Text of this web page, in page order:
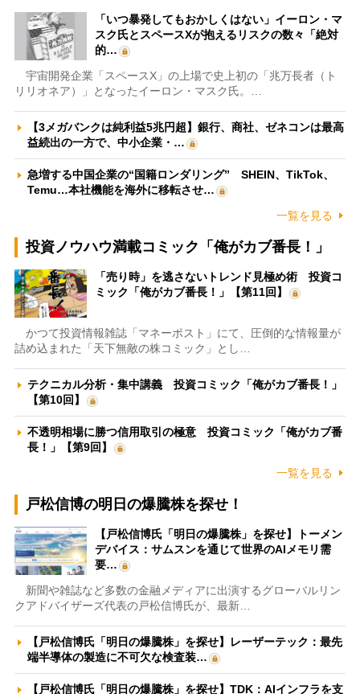
「いつ暴発してもおかしくはない」イーロン・マ
スク氏とスペースXが抱えるリスクの数々「絶対
的…
宇宙開発企業「スペースX」の上場で史上初の「兆万長者（ト
リリオネア）」となったイーロン・マスク氏。…
【3メガバンクは純利益5兆円超】銀行、商社、ゼネコンは最高
益続出の一方で、中小企業・…
急増する中国企業の“国籍ロンダリング” SHEIN、TikTok、
Temu…本社機能を海外に移転させ…
一覧を見る
投資ノウハウ満載コミック「俺がカブ番長！」
「売り時」を逃さないトレンド見極め術 投資コ
ミック「俺がカブ番長！」【第11回】
かつて投資情報雑誌「マネーポスト」にて、圧倒的な情報量が
詰め込まれた「天下無敵の株コミック」とし…
テクニカル分析・集中講義 投資コミック「俺がカブ番長！」
【第10回】
不透明相場に勝つ信用取引の極意 投資コミック「俺がカブ番
長！」【第9回】
一覧を見る
戸松信博の明日の爆騰株を探せ！
【戸松信博氏「明日の爆騰株」を探せ】トーメン
デバイス：サムスンを通じて世界のAIメモリ需
要…
新聞や雑誌など多数の金融メディアに出演するグローバルリン
クアドバイザーズ代表の戸松信博氏が、最新…
【戸松信博氏「明日の爆騰株」を探せ】レーザーテック：最先
端半導体の製造に不可欠な検査装…
【戸松信博氏「明日の爆騰株」を探せ】TDK：AIインフラを支